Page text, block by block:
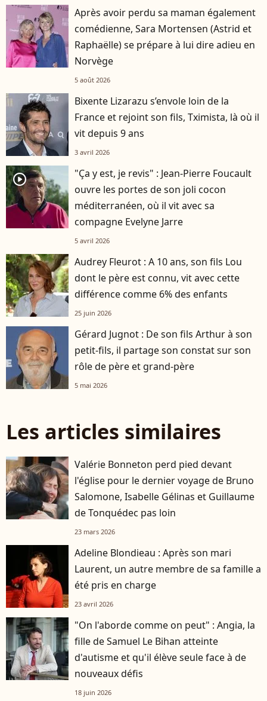
Après avoir perdu sa maman également
comédienne, Sara Mortensen (Astrid et
Raphaëlle) se prépare à lui dire adieu en
Norvège
5 août 2026
Bixente Lizarazu s’envole loin de la
France et rejoint son fils, Tximista, là où il
vit depuis 9 ans
3 avril 2026
player2
"Ça y est, je revis" : Jean-Pierre Foucault
ouvre les portes de son joli cocon
méditerranéen, où il vit avec sa
compagne Evelyne Jarre
5 avril 2026
Audrey Fleurot : A 10 ans, son fils Lou
dont le père est connu, vit avec cette
différence comme 6% des enfants
25 juin 2026
Gérard Jugnot : De son fils Arthur à son
petit-fils, il partage son constat sur son
rôle de père et grand-père
5 mai 2026
Les articles similaires
Valérie Bonneton perd pied devant
l'église pour le dernier voyage de Bruno
Salomone, Isabelle Gélinas et Guillaume
de Tonquédec pas loin
23 mars 2026
Adeline Blondieau : Après son mari
Laurent, un autre membre de sa famille a
été pris en charge
23 avril 2026
"On l'aborde comme on peut" : Angia, la
fille de Samuel Le Bihan atteinte
d'autisme et qu'il élève seule face à de
nouveaux défis
18 juin 2026